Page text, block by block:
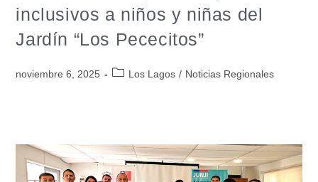
inclusivos a niños y niñas del
Jardín “Los Pececitos”
noviembre 6, 2025 Los Lagos / Noticias Regionales